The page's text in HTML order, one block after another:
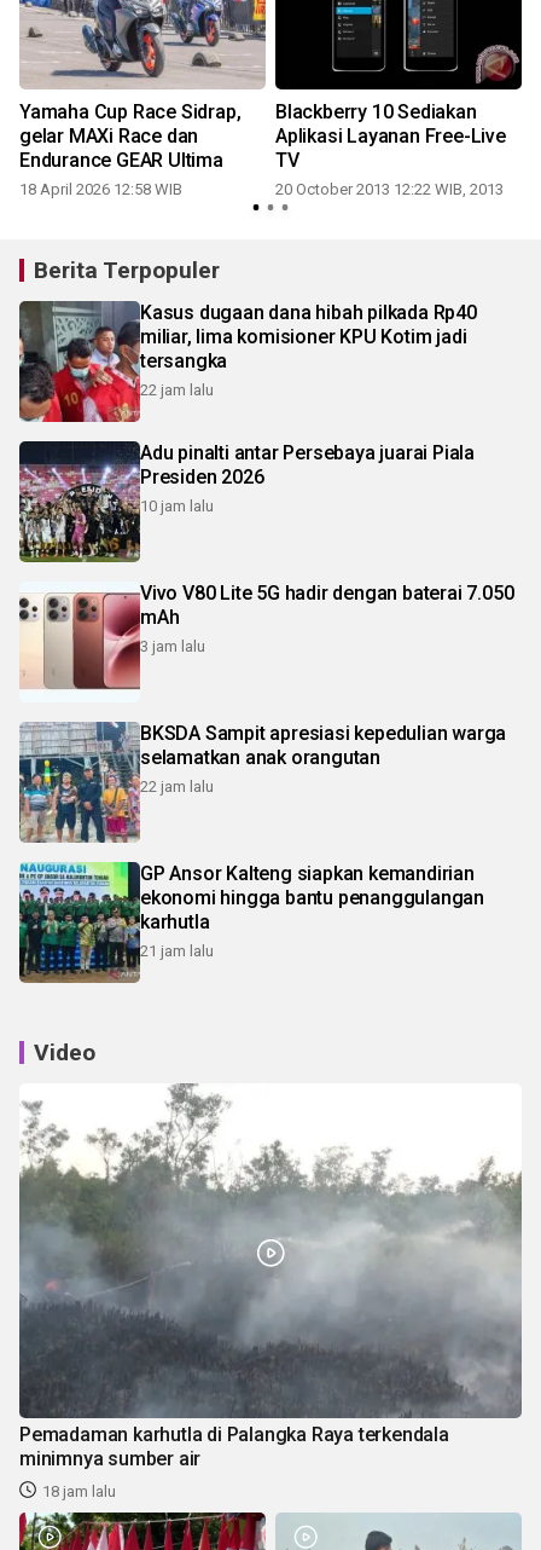
Yamaha Cup Race Sidrap,
gelar MAXi Race dan
Endurance GEAR Ultima
18 April 2026 12:58 WIB
Blackberry 10 Sediakan
Aplikasi Layanan Free-Live
TV
20 October 2013 12:22 WIB, 2013
Berita Terpopuler
Kasus dugaan dana hibah pilkada Rp40
miliar, lima komisioner KPU Kotim jadi
tersangka
22 jam lalu
Adu pinalti antar Persebaya juarai Piala
Presiden 2026
10 jam lalu
Vivo V80 Lite 5G hadir dengan baterai 7.050
mAh
3 jam lalu
BKSDA Sampit apresiasi kepedulian warga
selamatkan anak orangutan
22 jam lalu
GP Ansor Kalteng siapkan kemandirian
ekonomi hingga bantu penanggulangan
karhutla
21 jam lalu
Video
Pemadaman karhutla di Palangka Raya terkendala
minimnya sumber air
18 jam lalu